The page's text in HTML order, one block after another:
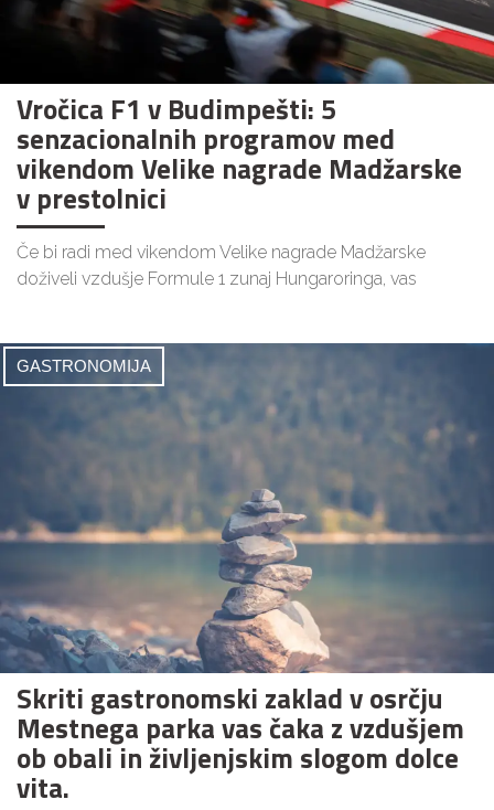
Vročica F1 v Budimpešti: 5
senzacionalnih programov med
vikendom Velike nagrade Madžarske
v prestolnici
Če bi radi med vikendom Velike nagrade Madžarske
doživeli vzdušje Formule 1 zunaj Hungaroringa, vas
GASTRONOMIJA
Skriti gastronomski zaklad v osrčju
Mestnega parka vas čaka z vzdušjem
ob obali in življenjskim slogom dolce
vita.